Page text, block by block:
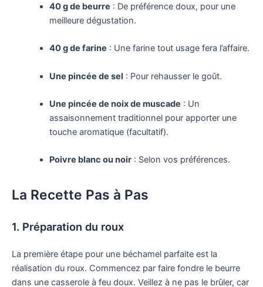
40 g de beurre : De préférence doux, pour une
meilleure dégustation.
40 g de farine : Une farine tout usage fera l’affaire.
Une pincée de sel : Pour rehausser le goût.
Une pincée de noix de muscade : Un
assaisonnement traditionnel pour apporter une
touche aromatique (facultatif).
Poivre blanc ou noir: Selon vos préférences.
La Recette Pas à Pas
1. Préparation du roux
La première étape pour une béchamel parfaite est la
réalisation du roux. Commencez par faire fondre le beurre
dans une casserole à feu doux. Veillez à ne pas le brûler, car